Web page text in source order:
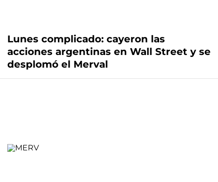
Lunes complicado: cayeron las
acciones argentinas en Wall Street y se
desplomó el Merval